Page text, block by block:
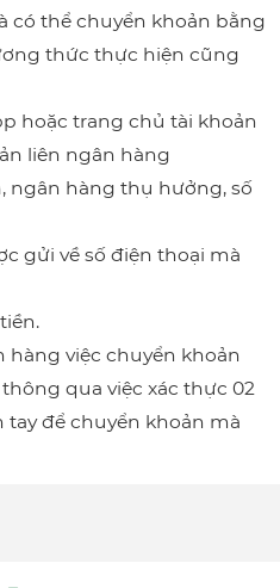
có thể chuyển khoản bằng
thức thực hiện cũng
hoặc trang chủ tài khoản
liên ngân hàng
ngân hàng thụ hưởng, số
gửi về số điện thoại mà
hàng việc chuyển khoản
qua việc xác thực 02
tay để chuyển khoản mà